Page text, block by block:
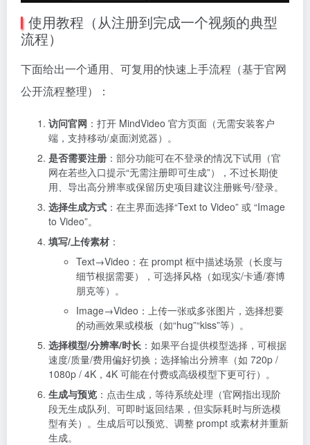
使用教程（从注册到完成一个视频的典型
流程）
下面给出一个通用、可复用的快速上手流程（基于官网
公开流程整理）：
访问官网 ：打开 MindVideo 官方页面（无需安装客户
端，支持移动/桌面浏览器）。
是否需要注册 ：部分功能可在不登录的情况下试用（官
网在若些入口提示“无需注册即可生成”），不过长期使
用、导出高分辨率或保留历史项目建议注册账号/登录。
选择生成方式 ：在主界面选择“Text to Video” 或 “Image
to Video”。
填写/上传素材 ：
Text→Video：在 prompt 框中描述场景（长度与
细节根据需要），可选择风格（如现实/卡通/赛博
朋克等）。
Image→Video：上传一张或多张图片，选择想要
的动画效果或模板（如“hug”“kiss”等）。
选择模型/分辨率/时长 ：如果平台提供模型选择，可根据
速度/质量/费用偏好切换；选择输出分辨率（如 720p /
1080p / 4K，4K 可能在付费或高级模型下更可行）。
生成与预览 ：点击生成，等待系统处理（官网指出现阶
段无生成队列、可即时返回结果，但实际耗时与所选模
型有关）。生成后可以预览、调整 prompt 或素材并重新
生成。